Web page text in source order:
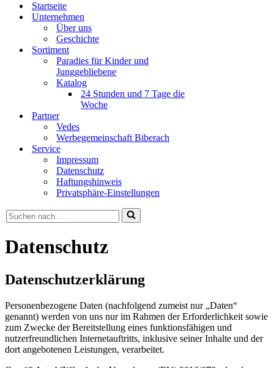
Startseite
Unternehmen
Über uns
Geschichte
Sortiment
Paradies für Kinder und
Junggebliebene
Katalog
24 Stunden und 7 Tage die
Woche
Partner
Vedes
Werbegemeinschaft Biberach
Service
Impressum
Datenschutz
Haftungshinweis
Privatsphäre-Einstellungen
Suchen
nach …
Datenschutz
Datenschutzerklärung
Personenbezogene Daten (nachfolgend zumeist nur „Daten“
genannt) werden von uns nur im Rahmen der Erforderlichkeit sowie
zum Zwecke der Bereitstellung eines funktionsfähigen und
nutzerfreundlichen Internetauftritts, inklusive seiner Inhalte und der
dort angebotenen Leistungen, verarbeitet.